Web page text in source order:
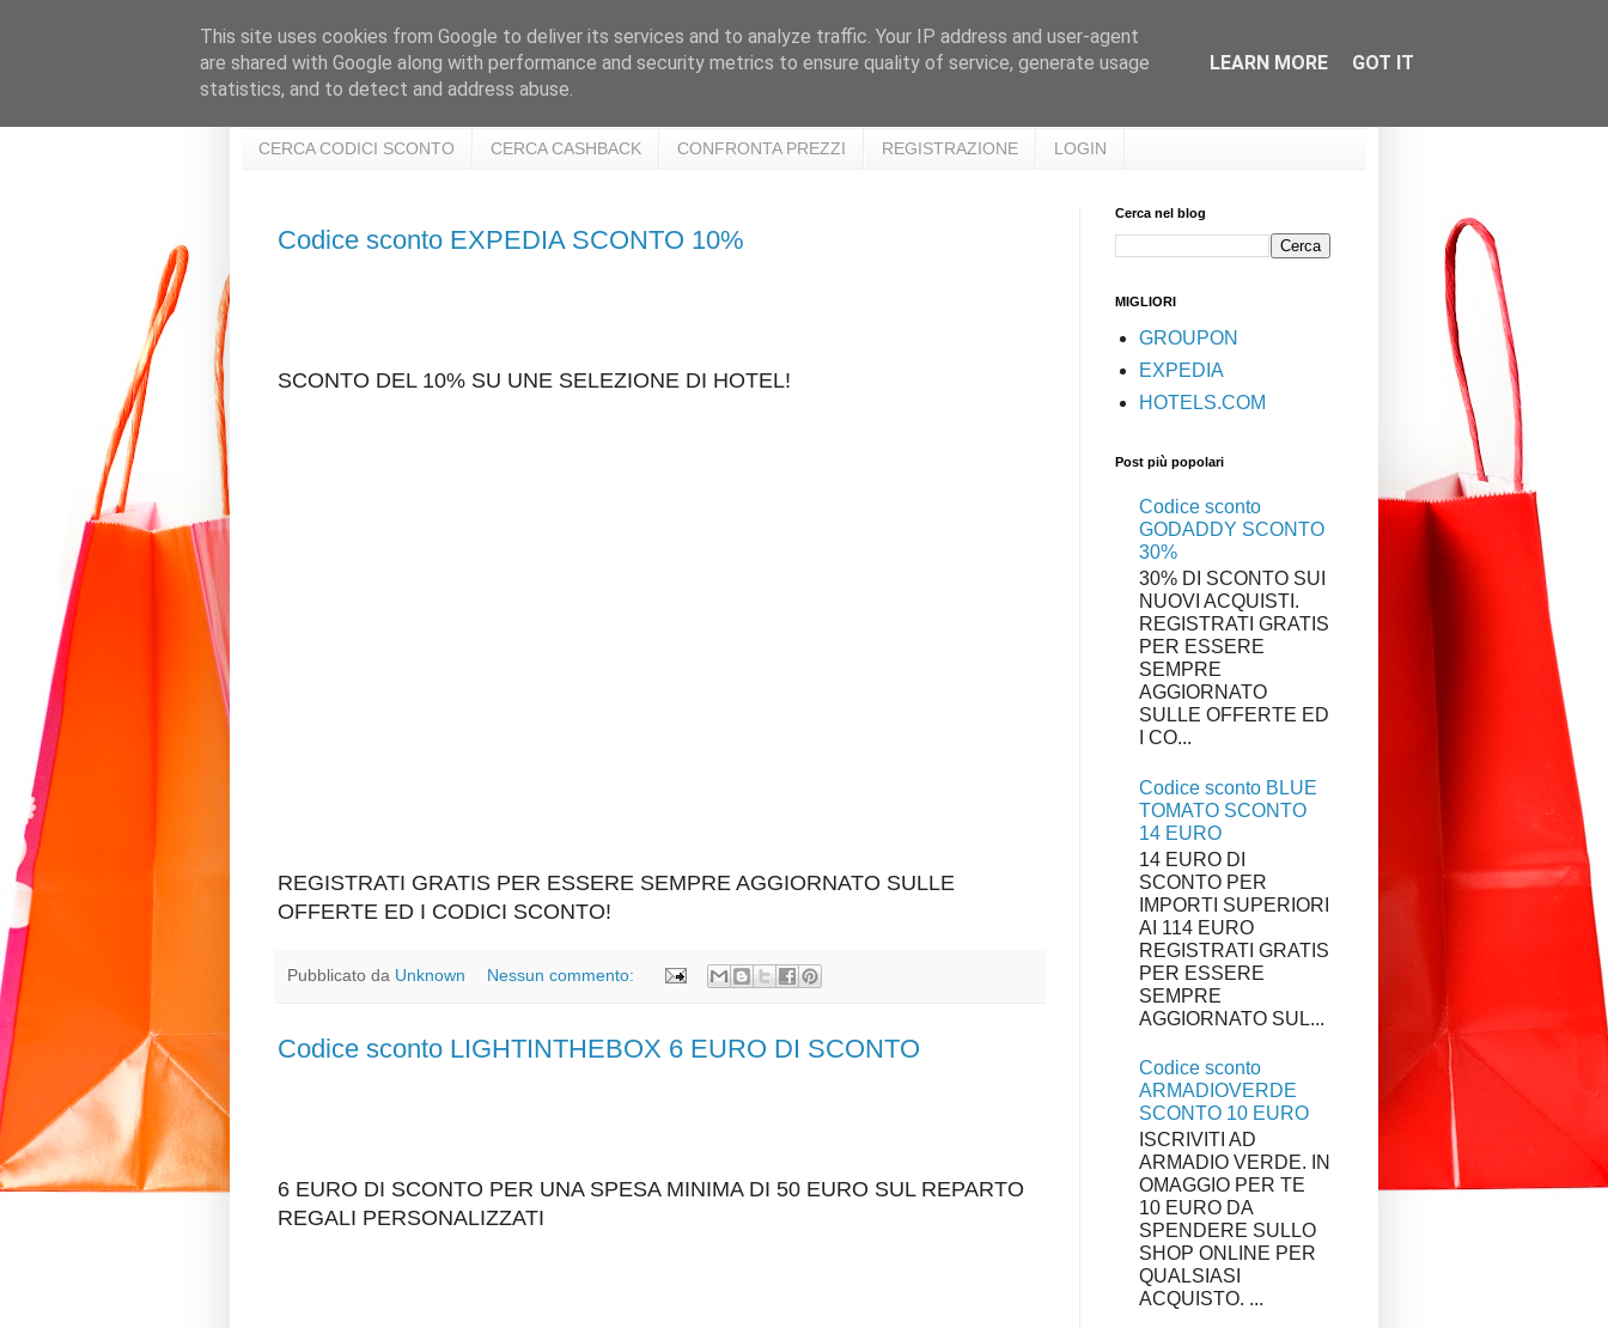
CERCA CODICI SCONTO CERCA CASHBACK CONFRONTA PREZZI REGISTRAZIONE LOGIN
Codice sconto EXPEDIA SCONTO 10%
SCONTO DEL 10% SU UNE SELEZIONE DI HOTEL!
REGISTRATI GRATIS PER ESSERE SEMPRE AGGIORNATO SULLE
OFFERTE ED I CODICI SCONTO!
Pubblicato da Unknown Nessun commento:
Codice sconto LIGHTINTHEBOX 6 EURO DI SCONTO
6 EURO DI SCONTO PER UNA SPESA MINIMA DI 50 EURO SUL REPARTO
REGALI PERSONALIZZATI
Cerca nel blog
MIGLIORI
GROUPON
EXPEDIA
HOTELS.COM
Post più popolari
Codice sconto
GODADDY SCONTO
30%
30% DI SCONTO SUI
NUOVI ACQUISTI.
REGISTRATI GRATIS
PER ESSERE
SEMPRE
AGGIORNATO
SULLE OFFERTE ED
I CO...
Codice sconto BLUE
TOMATO SCONTO
14 EURO
14 EURO DI
SCONTO PER
IMPORTI SUPERIORI
AI 114 EURO
REGISTRATI GRATIS
PER ESSERE
SEMPRE
AGGIORNATO SUL...
Codice sconto
ARMADIOVERDE
SCONTO 10 EURO
ISCRIVITI AD
ARMADIO VERDE. IN
OMAGGIO PER TE
10 EURO DA
SPENDERE SULLO
SHOP ONLINE PER
QUALSIASI
ACQUISTO. ...
This site uses cookies from Google to deliver its services and to analyze traffic. Your IP address and user-agent
are shared with Google along with performance and security metrics to ensure quality of service, generate usage
statistics, and to detect and address abuse.
LEARN MORE GOT IT